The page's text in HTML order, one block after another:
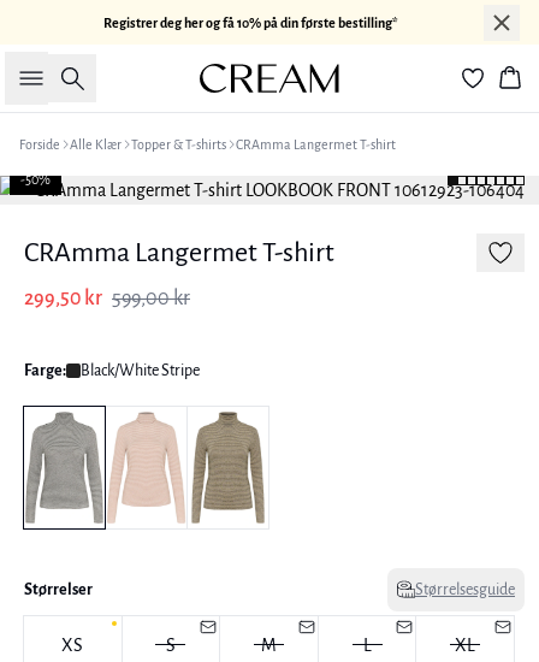
Registrer deg her og få 10% på din første bestilling*
Søk
Forside Alle Klær Topper & T-shirts CRAmma Langermet T-shirt
-50%
CRAmma Langermet T-shirt
299,50 kr 599,00 kr
Farge: Black/White Stripe
Størrelser Størrelsesguide
XS S M L XL